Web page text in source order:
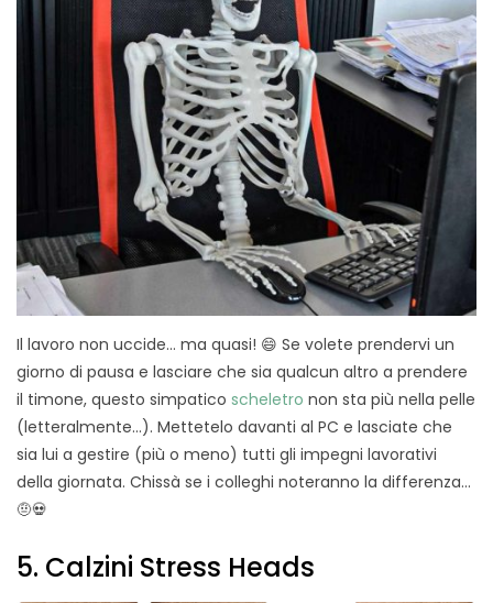
Il lavoro non uccide… ma quasi! 😄 Se volete prendervi un
giorno di pausa e lasciare che sia qualcun altro a prendere
il timone, questo simpatico scheletro non sta più nella pelle
(letteralmente…). Mettetelo davanti al PC e lasciate che
sia lui a gestire (più o meno) tutti gli impegni lavorativi
della giornata. Chissà se i colleghi noteranno la differenza…
🤨💀
5. Calzini Stress Heads